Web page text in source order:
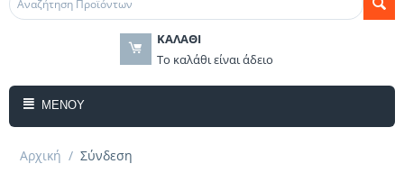
ΚΑΛΆΘΙ
Το καλάθι είναι άδειο
ΜΕΝΟΎ
Αρχική / Σύνδεση